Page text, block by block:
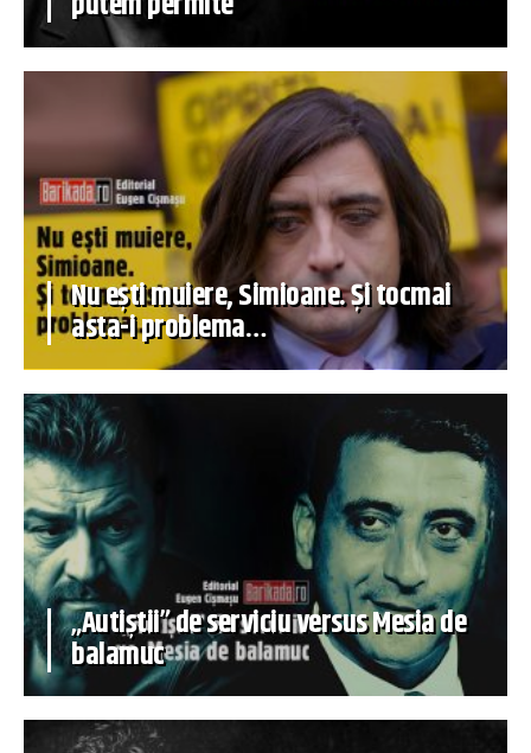
Nu ești muiere, Simioane. Și tocmai
asta-i problema…
„Autiștii” de serviciu versus Mesia de
balamuc